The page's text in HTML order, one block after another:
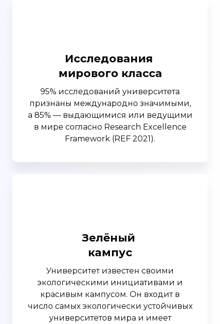
Исследования
мирового класса
95% исследований университета
признаны международно значимыми,
а 85% — выдающимися или ведущими
в мире согласно Research Excellence
Framework (REF 2021).
Зелёный
кампус
Университет известен своими
экологическими инициативами и
красивым кампусом. Он входит в
число самых экологически устойчивых
университетов мира и имеет